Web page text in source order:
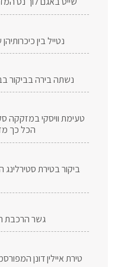
נטייל בין
נשתה בירה בביקור
טעימת וויסקי במזקקה
הכל כך
ביקור בטירת
גשר הרכבת
טירת איילין דונן